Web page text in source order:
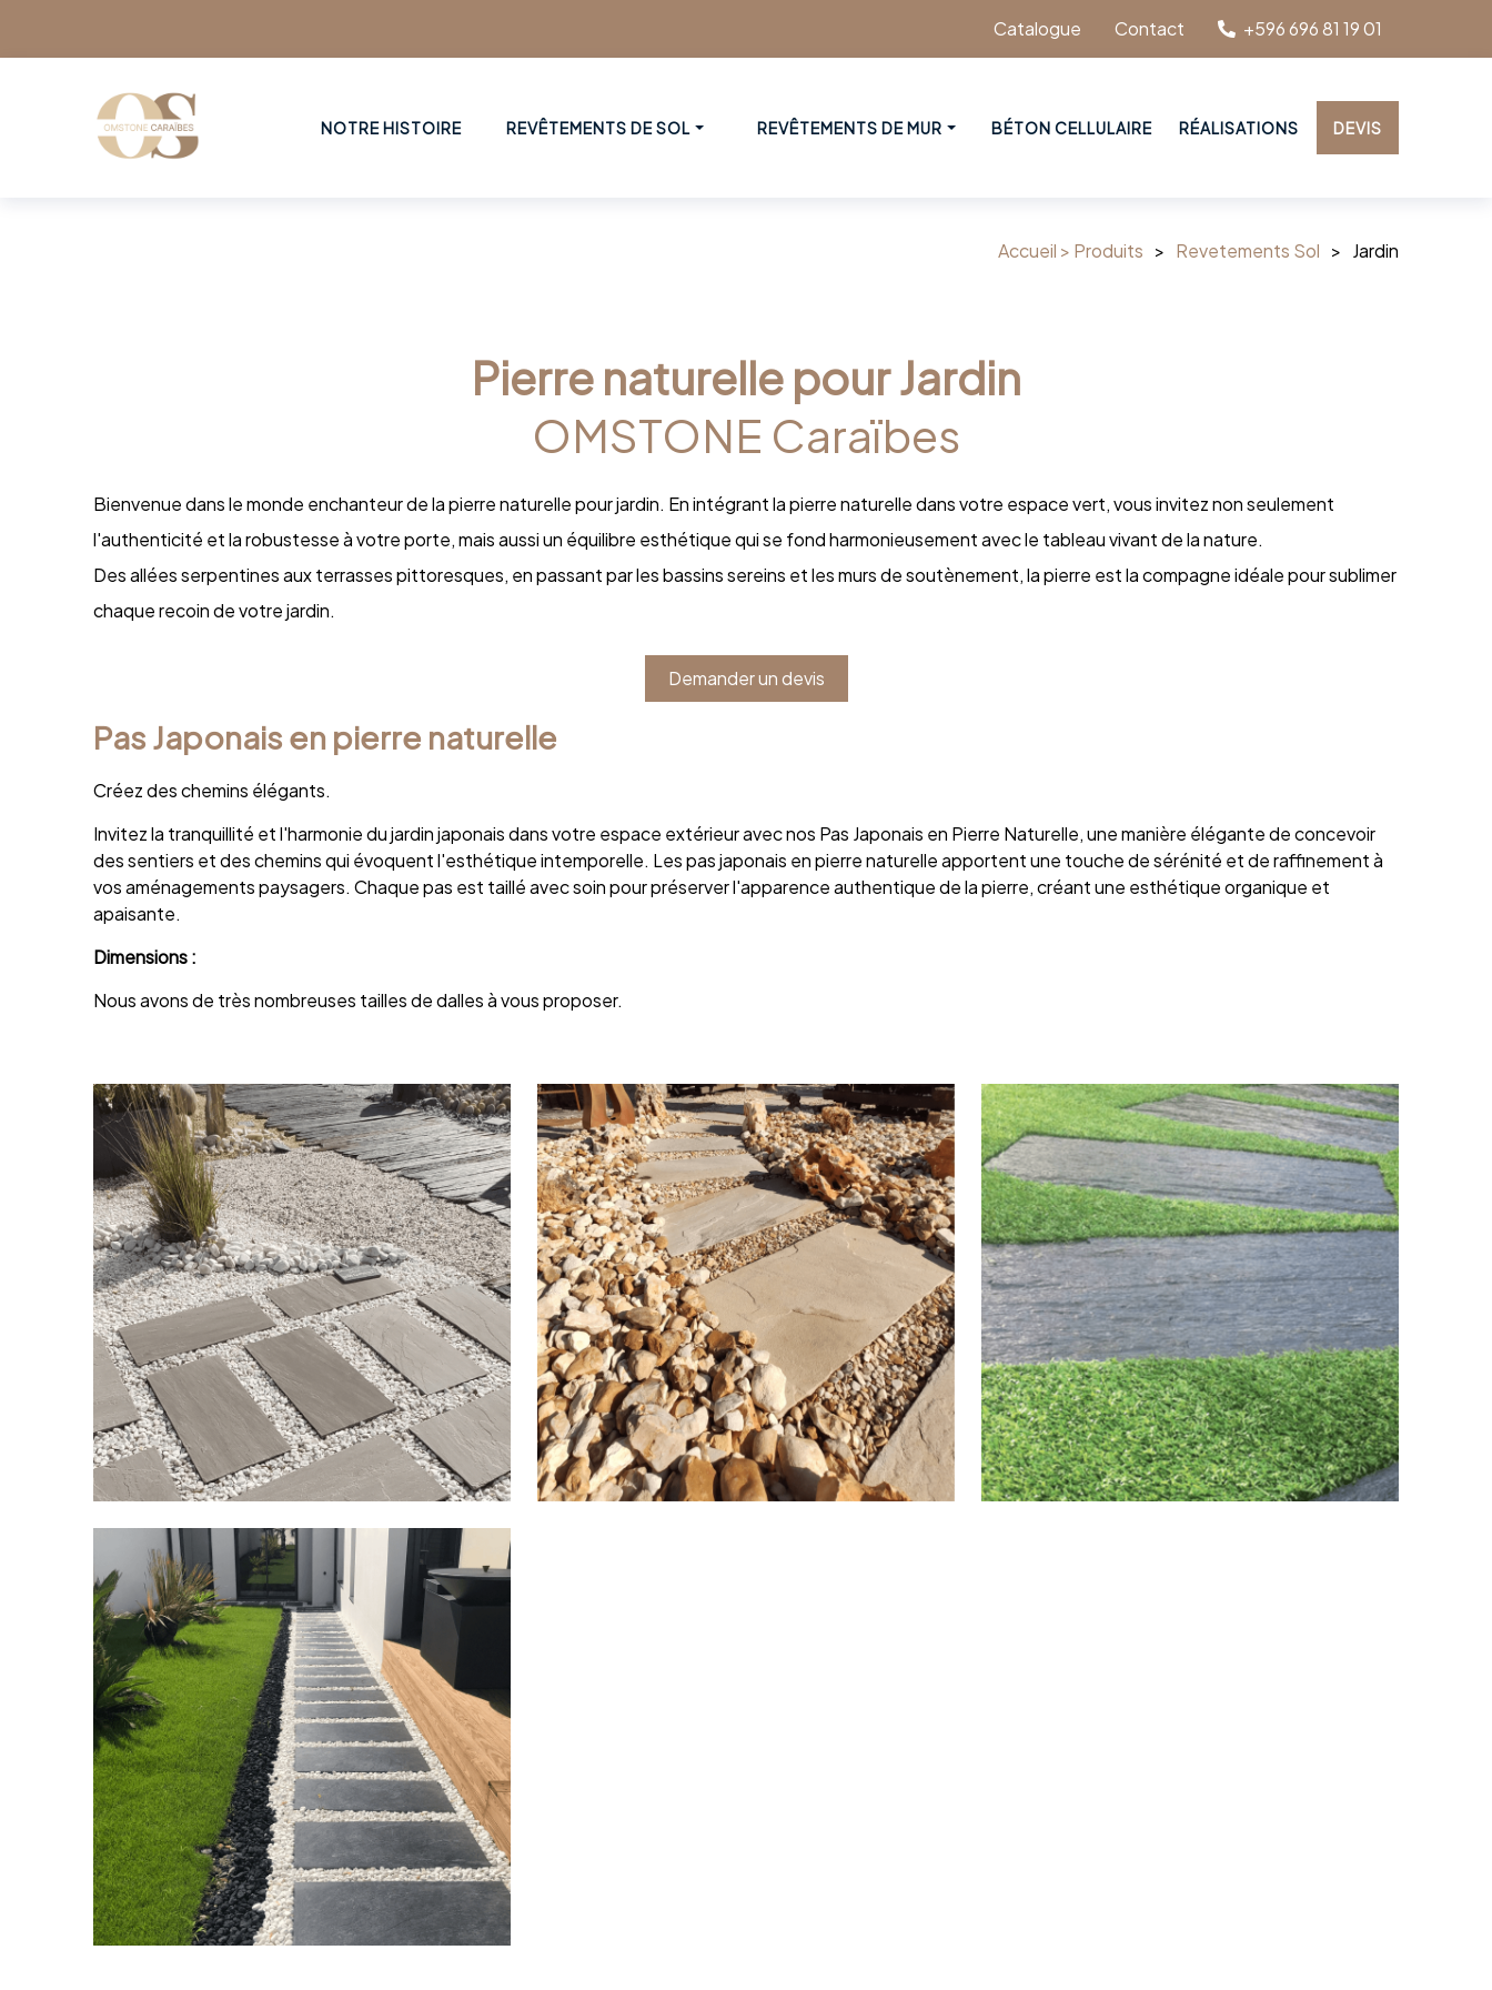
Catalogue Contact +596 696 81 19 01
NOTRE HISTOIRE REVÊTEMENTS DE SOL REVÊTEMENTS DE MUR BÉTON CELLULAIRE RÉALISATIONS DEVIS
Accueil > Produits > Revetements Sol > Jardin
Pierre naturelle pour Jardin
OMSTONE Caraïbes
Bienvenue dans le monde enchanteur de la pierre naturelle pour jardin. En intégrant la pierre naturelle dans votre espace vert, vous invitez non seulement
l'authenticité et la robustesse à votre porte, mais aussi un équilibre esthétique qui se fond harmonieusement avec le tableau vivant de la nature.
Des allées serpentines aux terrasses pittoresques, en passant par les bassins sereins et les murs de soutènement, la pierre est la compagne idéale pour sublimer
chaque recoin de votre jardin.
Demander un devis
Pas Japonais en pierre naturelle
Créez des chemins élégants.
Invitez la tranquillité et l'harmonie du jardin japonais dans votre espace extérieur avec nos Pas Japonais en Pierre Naturelle, une manière élégante de concevoir
des sentiers et des chemins qui évoquent l'esthétique intemporelle. Les pas japonais en pierre naturelle apportent une touche de sérénité et de raffinement à
vos aménagements paysagers. Chaque pas est taillé avec soin pour préserver l'apparence authentique de la pierre, créant une esthétique organique et
apaisante.
Dimensions :
Nous avons de très nombreuses tailles de dalles à vous proposer.